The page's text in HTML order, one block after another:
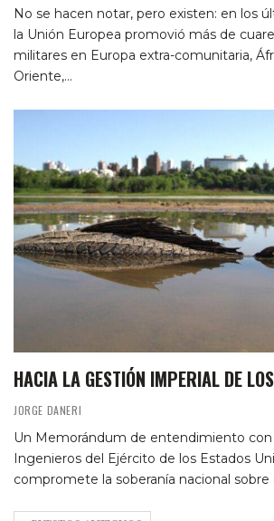
No se hacen notar, pero existen: en los
la Unión Europea promovió más de
militares en Europa extra-comunitaria,
Oriente,…
HACIA LA GESTIÓN IMPERIAL DE
JORGE DANERI
Un Memorándum de entendimiento con
Ingenieros del Ejército de los Estados
compromete la soberanía nacional sobre